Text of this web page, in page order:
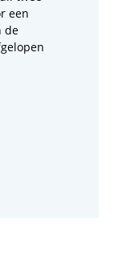
een
de